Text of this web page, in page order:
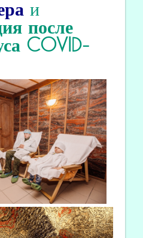
и
после
COVID-